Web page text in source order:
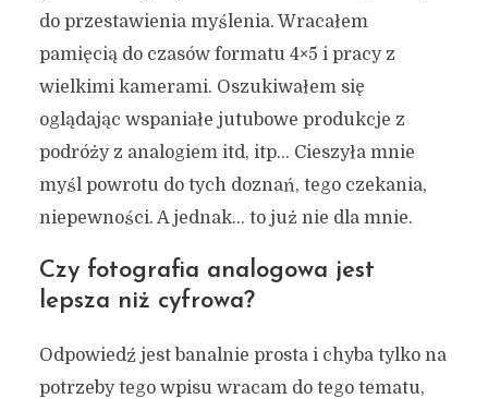
do przestawienia myślenia. Wracałem
pamięcią do czasów formatu 4×5 i pracy z
wielkimi kamerami. Oszukiwałem się
oglądając wspaniałe jutubowe produkcje z
podróży z analogiem itd, itp… Cieszyła mnie
myśl powrotu do tych doznań, tego czekania,
niepewności. A jednak… to już nie dla mnie.
Czy fotografia analogowa jest
lepsza niż cyfrowa?
Odpowiedź jest banalnie prosta i chyba tylko na
potrzeby tego wpisu wracam do tego tematu,